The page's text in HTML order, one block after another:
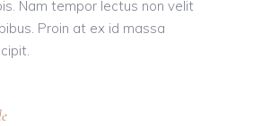
Nam tempor lectus non velit
Proin at ex id massa